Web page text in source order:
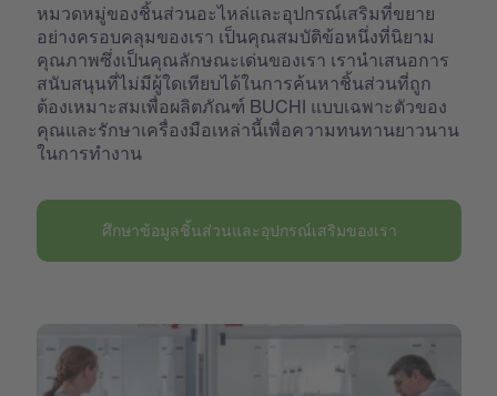
หมวดหมู่ของชิ้นส่วนอะไหล่และอุปกรณ์เสริมที่ขยาย
อย่างครอบคลุมของเรา เป็นคุณสมบัติข้อหนึ่งที่นิยาม
คุณภาพซึ่งเป็นคุณลักษณะเด่นของเรา เรานำเสนอการ
สนับสนุนที่ไม่มีผู้ใดเทียบได้ในการค้นหาชิ้นส่วนที่ถูก
ต้องเหมาะสมเพื่อผลิตภัณฑ์ BUCHI แบบเฉพาะตัวของ
คุณและรักษาเครื่องมือเหล่านี้เพื่อความทนทานยาวนาน
ในการทำงาน
ศึกษาข้อมูลชิ้นส่วนและอุปกรณ์เสริมของเรา